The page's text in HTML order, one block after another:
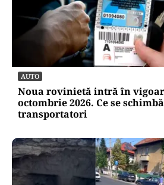
AUTO
Noua rovinietă intră în
octombrie 2026. Ce se
transportatori